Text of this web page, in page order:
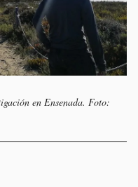
en Ensenada. Foto: